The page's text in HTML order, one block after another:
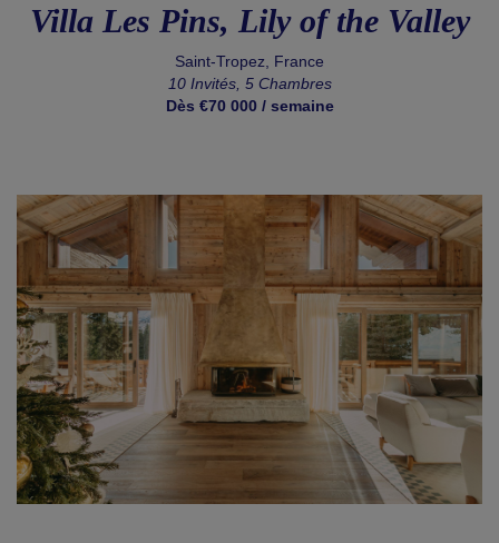
Villa Les Pins, Lily of the Valley
Saint-Tropez, France
10 Invités, 5 Chambres
Dès €70 000 / semaine